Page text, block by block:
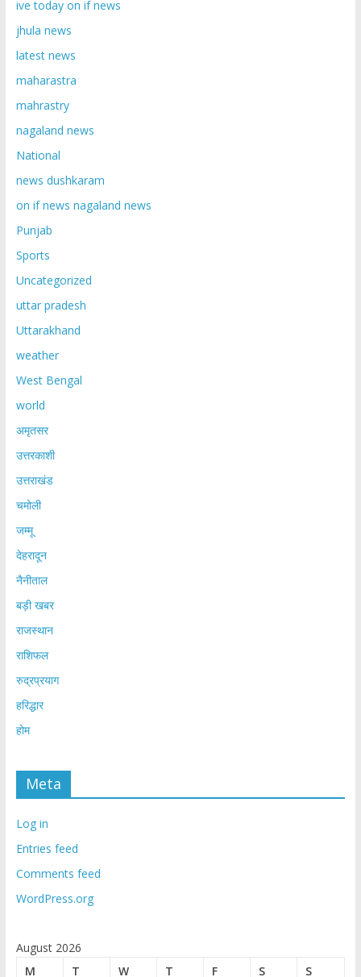
ive today on if news
jhula news
latest news
maharastra
mahrastry
nagaland news
National
news dushkaram
on if news nagaland news
Punjab
Sports
Uncategorized
uttar pradesh
Uttarakhand
weather
West Bengal
world
अमृतसर
उत्तरकाशी
उत्तराखंड
चमोली
जम्मू
देहरादून
नैनीताल
बड़ी खबर
राजस्थान
राशिफल
रुद्रप्रयाग
हरिद्धार
होम
Meta
Log in
Entries feed
Comments feed
WordPress.org
August 2026
M
T W T F S S